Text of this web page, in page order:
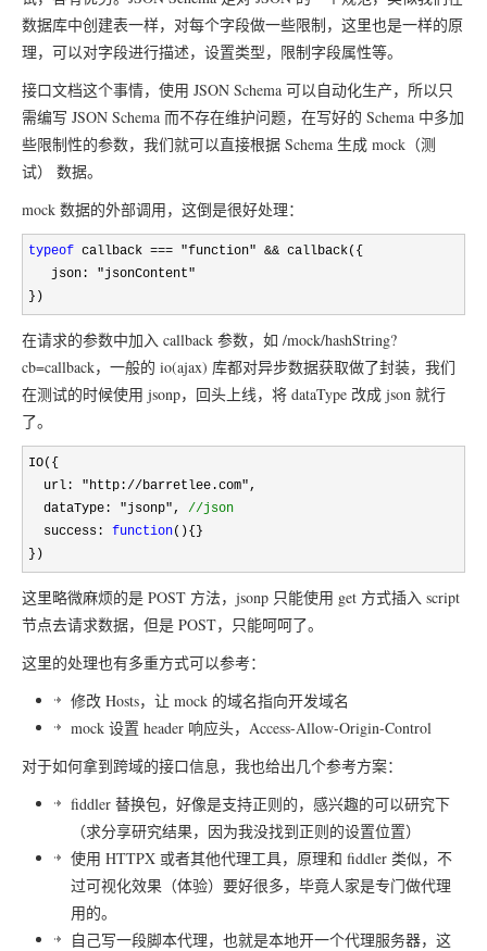
数据库中创建表一样，对每个字段做一些限制，这里也是一样的原
理，可以对字段进行描述，设置类型，限制字段属性等。
接口文档这个事情，使用 JSON Schema 可以自动化生产，所以只
需编写 JSON Schema 而不存在维护问题，在写好的 Schema 中多加
些限制性的参数，我们就可以直接根据 Schema 生成 mock（测
试） 数据。
mock 数据的外部调用，这倒是很好处理：
typeof callback === "function" && callback({
   json:
"jsonContent"
})
在请求的参数中加入 callback 参数，如 /mock/hashString?
cb=callback，一般的 io(ajax) 库都对异步数据获取做了封装，我们
在测试的时候使用 jsonp，回头上线，将 dataType 改成 json 就行
了。
IO({
  url: "http://barretlee.com",
  dataType:
"jsonp", //json
  success:
function(){}
})
这里略微麻烦的是 POST 方法，jsonp 只能使用 get 方式插入 script
节点去请求数据，但是 POST，只能呵呵了。
这里的处理也有多重方式可以参考：
修改 Hosts，让 mock 的域名指向开发域名
mock 设置 header 响应头，Access-Allow-Origin-Control
对于如何拿到跨域的接口信息，我也给出几个参考方案：
fiddler 替换包，好像是支持正则的，感兴趣的可以研究下
（求分享研究结果，因为我没找到正则的设置位置）
使用 HTTPX 或者其他代理工具，原理和 fiddler 类似，不
过可视化效果（体验）要好很多，毕竟人家是专门做代理
用的。
自己写一段脚本代理，也就是本地开一个代理服务器，这